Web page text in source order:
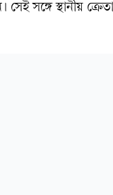
সঙ্গে স্থানীয়